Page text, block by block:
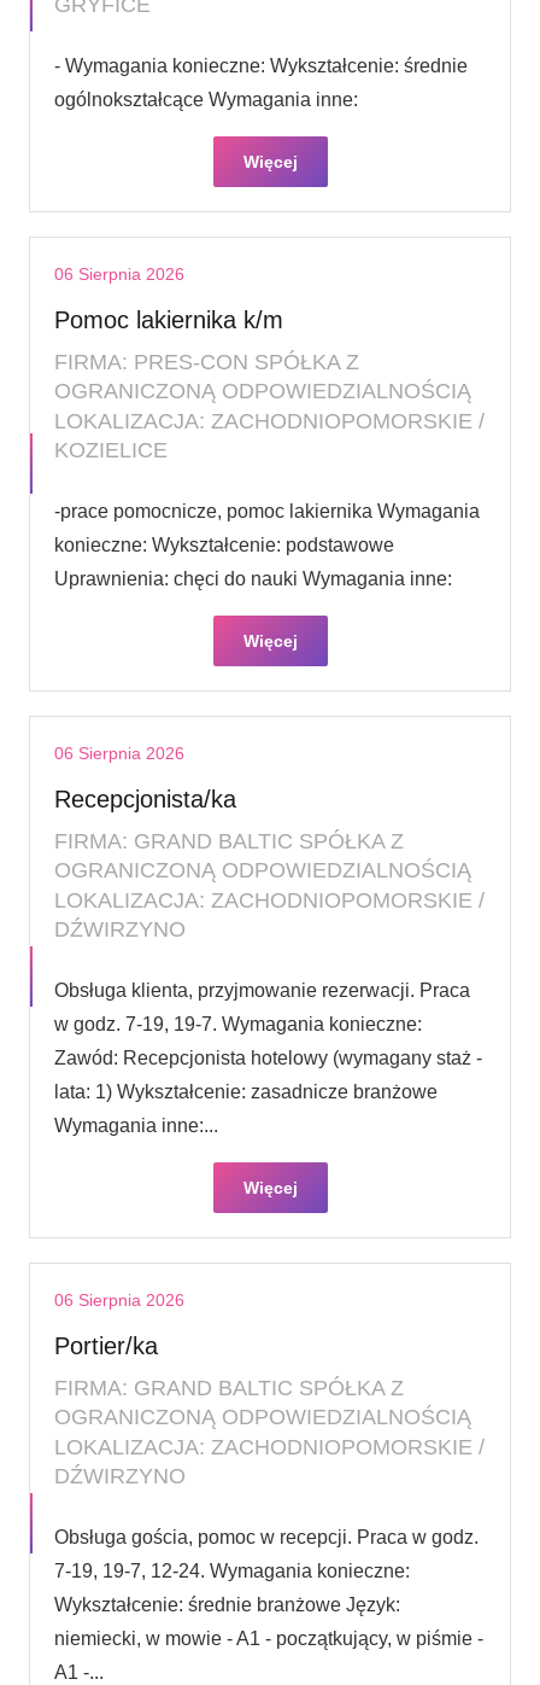
- Wymagania konieczne: Wykształcenie: średnie
ogólnokształcące Wymagania inne:
Więcej
06 Sierpnia 2026
Pomoc lakiernika k/m
FIRMA: PRES-CON SPÓŁKA Z
OGRANICZONĄ ODPOWIEDZIALNOŚCIĄ
LOKALIZACJA: ZACHODNIOPOMORSKIE /
KOZIELICE
-prace pomocnicze, pomoc lakiernika Wymagania
konieczne: Wykształcenie: podstawowe
Uprawnienia: chęci do nauki Wymagania inne:
Więcej
06 Sierpnia 2026
Recepcjonista/ka
FIRMA: GRAND BALTIC SPÓŁKA Z
OGRANICZONĄ ODPOWIEDZIALNOŚCIĄ
LOKALIZACJA: ZACHODNIOPOMORSKIE /
DŹWIRZYNO
Obsługa klienta, przyjmowanie rezerwacji. Praca
w godz. 7-19, 19-7. Wymagania konieczne:
Zawód: Recepcjonista hotelowy (wymagany staż -
lata: 1) Wykształcenie: zasadnicze branżowe
Wymagania inne:...
Więcej
06 Sierpnia 2026
Portier/ka
FIRMA: GRAND BALTIC SPÓŁKA Z
OGRANICZONĄ ODPOWIEDZIALNOŚCIĄ
LOKALIZACJA: ZACHODNIOPOMORSKIE /
DŹWIRZYNO
Obsługa gościa, pomoc w recepcji. Praca w godz.
7-19, 19-7, 12-24. Wymagania konieczne:
Wykształcenie: średnie branżowe Język:
niemiecki, w mowie - A1 - początkujący, w piśmie -
A1 -...